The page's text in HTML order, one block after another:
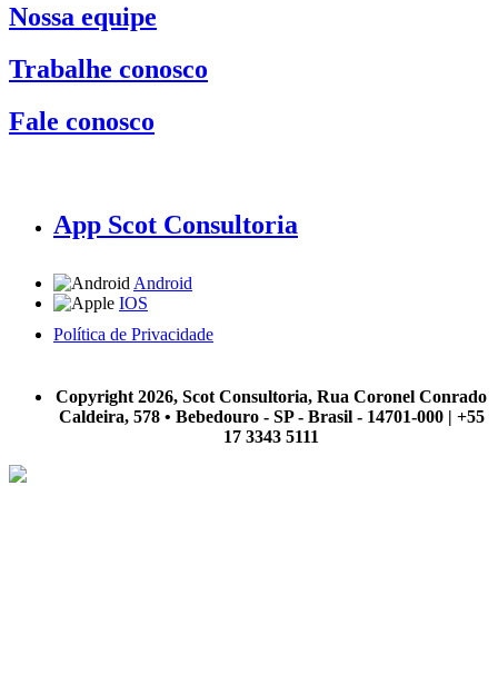
Nossa equipe
Trabalhe conosco
Fale conosco
App Scot Consultoria
Android
IOS
Política de Privacidade
Copyright 2026, Scot Consultoria, Rua Coronel Conrado
Caldeira, 578 • Bebedouro - SP - Brasil - 14701-000 | +55
17 3343 5111